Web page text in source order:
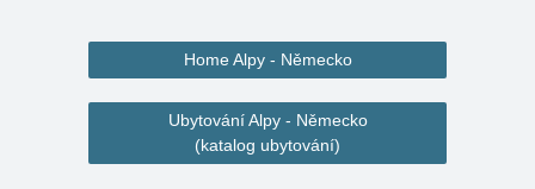
Home Alpy - Německo
Ubytování Alpy - Německo
(katalog ubytování)